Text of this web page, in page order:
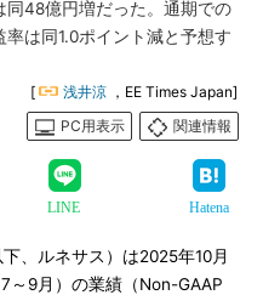
48億円増だった。通期での
は同1.0ポイント減と予想す
[ 浅井涼 ，EE Times Japan]
PC用表示
関連情報
LINE Hatena
、ルネサス）は2025年10月
～9月）の業績（Non-GAAP